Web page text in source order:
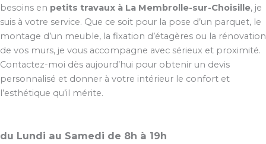
besoins en petits travaux à La Membrolle-sur-Choisille, je
suis à votre service. Que ce soit pour la pose d’un parquet, le
montage d’un meuble, la fixation d’étagères ou la rénovation
de vos murs, je vous accompagne avec sérieux et proximité.
Contactez-moi dès aujourd’hui pour obtenir un devis
personnalisé et donner à votre intérieur le confort et
l’esthétique qu’il mérite.
du Lundi au Samedi de 8h à 19h